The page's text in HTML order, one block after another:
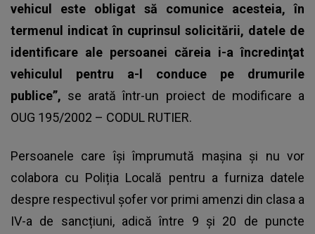
vehicul este obligat să comunice acesteia, în
termenul indicat în cuprinsul solicitării, datele de
identificare ale persoanei căreia i-a încredinţat
vehiculul pentru a-l conduce pe drumurile
publice”, se arată într-un proiect de modificare a
OUG 195/2002 – CODUL RUTIER.
Persoanele care își împrumută mașina și nu vor
colabora cu Poliția Locală pentru a furniza datele
despre respectivul șofer vor primi amenzi din clasa a
IV-a de sancțiuni, adică între 9 și 20 de puncte